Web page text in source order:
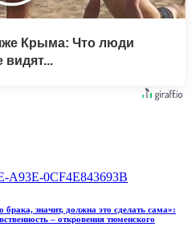
Крыма: Что люди
видят...
брака, значит, должна это сделать сама»:
– откровения тюменского